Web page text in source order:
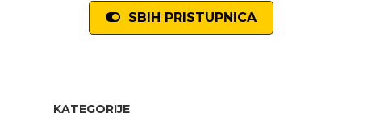
SBIH PRISTUPNICA
KATEGORIJE